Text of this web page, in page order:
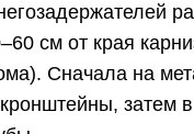
см от края
Сначала на
затем